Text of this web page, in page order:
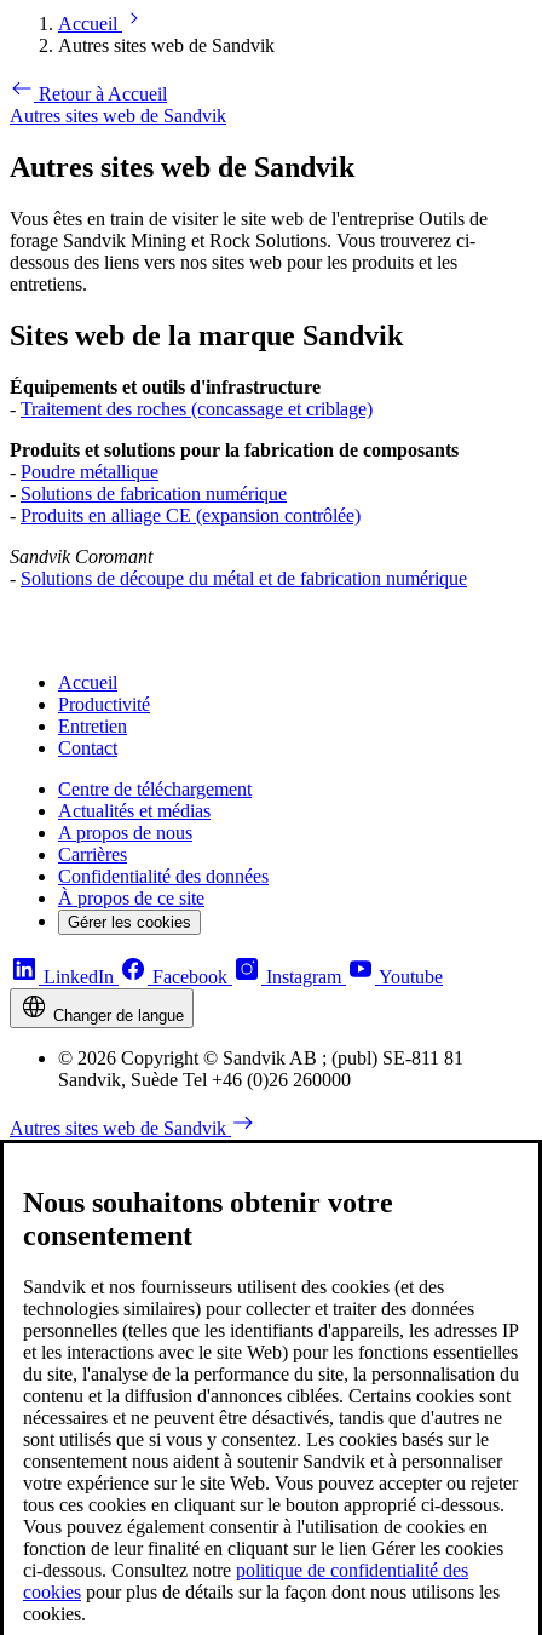
Accueil
Autres sites web de Sandvik
Retour à Accueil
Autres sites web de Sandvik
Autres sites web de Sandvik
Vous êtes en train de visiter le site web de l'entreprise Outils de
forage Sandvik Mining et Rock Solutions. Vous trouverez ci-
dessous des liens vers nos sites web pour les produits et les
entretiens.
Sites web de la marque Sandvik
Équipements et outils d'infrastructure
- Traitement des roches (concassage et criblage)
Produits et solutions pour la fabrication de composants
- Poudre métallique
- Solutions de fabrication numérique
- Produits en alliage CE (expansion contrôlée)
Sandvik Coromant
- Solutions de découpe du métal et de fabrication numérique
Accueil
Productivité
Entretien
Contact
Centre de téléchargement
Actualités et médias
A propos de nous
Carrières
Confidentialité des données
À propos de ce site
Gérer les cookies
LinkedIn Facebook Instagram Youtube
Changer de langue
© 2026 Copyright © Sandvik AB ; (publ) SE-811 81
Sandvik, Suède Tel +46 (0)26 260000
Autres sites web de Sandvik
Nous souhaitons obtenir votre
consentement
Sandvik et nos fournisseurs utilisent des cookies (et des
technologies similaires) pour collecter et traiter des données
personnelles (telles que les identifiants d'appareils, les adresses IP
et les interactions avec le site Web) pour les fonctions essentielles
du site, l'analyse de la performance du site, la personnalisation du
contenu et la diffusion d'annonces ciblées. Certains cookies sont
nécessaires et ne peuvent être désactivés, tandis que d'autres ne
sont utilisés que si vous y consentez. Les cookies basés sur le
consentement nous aident à soutenir Sandvik et à personnaliser
votre expérience sur le site Web. Vous pouvez accepter ou rejeter
tous ces cookies en cliquant sur le bouton approprié ci-dessous.
Vous pouvez également consentir à l'utilisation de cookies en
fonction de leur finalité en cliquant sur le lien Gérer les cookies
ci-dessous. Consultez notre politique de confidentialité des
cookies pour plus de détails sur la façon dont nous utilisons les
cookies.